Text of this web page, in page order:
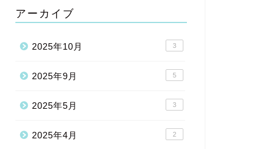
アーカイブ
2025年10月 3
2025年9月 5
2025年5月 3
2025年4月 2